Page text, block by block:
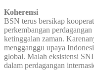
Koherensi
BSN terus bersikap
perkembangan
ketinggalan zaman.
mengganggu upaya
global. Malah eksistensi
dalam perdagangan